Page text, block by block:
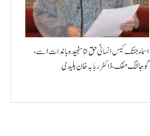
اسماء جتک کیس انسانی حق انا سنجیدہ باندات اسے،
گوجالنگ مفک،ڈاکٹر ربابہ خان بلیدی